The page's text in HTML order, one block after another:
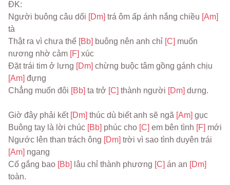
ĐK:
Người buông câu dối [Dm] trá ôm ấp ánh nắng chiều
tà
Thật ra vì chưa thể [Bb] buông nên anh chỉ [C] muốn
nương nhờ cảm [F] xúc
Đặt trái tim ở lưng [Dm]
[Am] đựng
Chẳng muốn đôi [Bb] ta trở [C] thành người [Dm] dưng.
Giờ đây phải kết [Dm] thúc dù biết anh sẽ ngã [Am] gục
Buông tay là lời chúc [Bb] phúc cho [C] em bên tình [F] mới
Ngước lên than trách ông [Dm]
[Am] ngang
Cố gắng bao [Bb] lâu chỉ thành phương [C] án an
toàn.